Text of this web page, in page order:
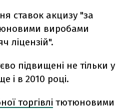
ставок акцизу "за
виробами
ліцензій".
підвищені не тільки у
і в 2010 році.
торгівлі тютюновими